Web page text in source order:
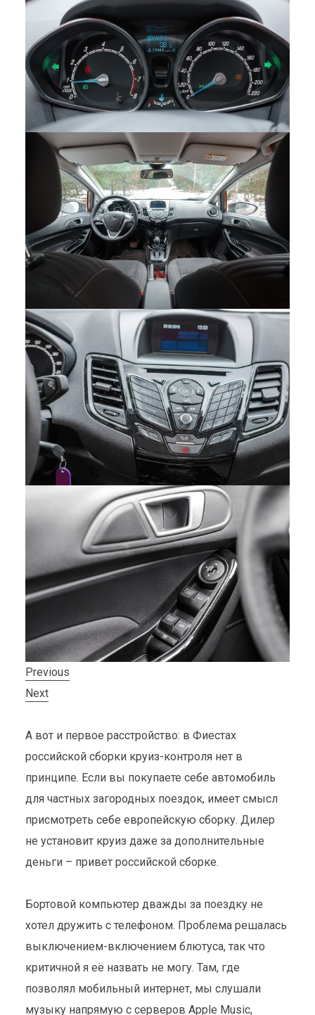
МОИ 500 КИЛОМЕТРОВ
Previous
Next
А вот и первое расстройство: в Фиестах
российской сборки круиз-контроля нет в
принципе. Если вы покупаете себе автомобиль
для частных загородных поездок, имеет смысл
присмотреть себе европейскую сборку. Дилер
не установит круиз даже за дополнительные
деньги – привет российской сборке.
Бортовой компьютер дважды за поездку не
хотел дружить с телефоном. Проблема решалась
выключением-включением блютуса, так что
критичной я её назвать не могу. Там, где
позволял мобильный интернет, мы слушали
музыку напрямую с серверов Apple Music,